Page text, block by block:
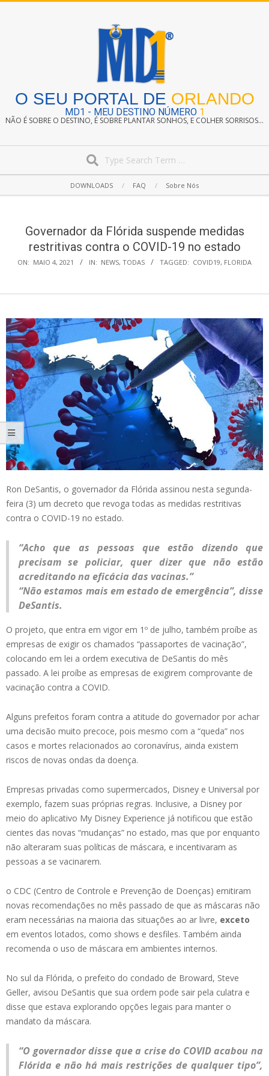
O SEU PORTAL DE ORLANDO
MD1 - MEU DESTINO NÚMERO 1
NÃO É SOBRE O DESTINO, É SOBRE PLANTAR SONHOS, E COLHER SORRISOS...
Navigation
DOWNLOADS FAQ Sobre Nós
Governador da Flórida suspende medidas
restritivas contra o COVID-19 no estado
ON: MAIO 4, 2021 IN: NEWS, TODAS TAGGED: COVID19, FLORIDA
Ron DeSantis, o governador da Flórida assinou nesta segunda-
feira (3) um decreto que revoga todas as medidas restritivas
contra o COVID-19 no estado.
“Acho que as pessoas que estão dizendo que
precisam se policiar, quer dizer que não estão
acreditando na eficácia das vacinas.”
“Não estamos mais em estado de emergência”, disse
DeSantis.
O projeto, que entra em vigor em 1º de julho, também proíbe as
empresas de exigir os chamados “passaportes de vacinação”,
colocando em lei a ordem executiva de DeSantis do mês
passado. A lei proíbe as empresas de exigirem comprovante de
vacinação contra a COVID.
Alguns prefeitos foram contra a atitude do governador por achar
uma decisão muito precoce, pois mesmo com a “queda” nos
casos e mortes relacionados ao coronavírus, ainda existem
riscos de novas ondas da doença.
Empresas privadas como supermercados, Disney e Universal por
exemplo, fazem suas próprias regras. Inclusive, a Disney por
meio do aplicativo My Disney Experience já notificou que estão
cientes das novas “mudanças” no estado, mas que por enquanto
não alteraram suas políticas de máscara, e incentivaram as
pessoas a se vacinarem.
o CDC (Centro de Controle e Prevenção de Doenças) emitiram
novas recomendações no mês passado de que as máscaras não
eram necessárias na maioria das situações ao ar livre, exceto
em eventos lotados, como shows e desfiles. Também ainda
recomenda o uso de máscara em ambientes internos.
No sul da Flórida, o prefeito do condado de Broward, Steve
Geller, avisou DeSantis que sua ordem pode sair pela culatra e
disse que estava explorando opções legais para manter o
mandato da máscara.
“O governador disse que a crise do COVID acabou na
Flórida e não há mais restrições de qualquer tipo”,